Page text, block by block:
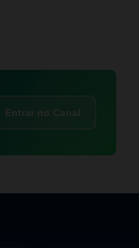
Entrar no Canal